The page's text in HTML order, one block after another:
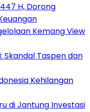
H, Dorong
Kemang View
Skandal Taspen dan
Kehilangan
di Jantung Investasi